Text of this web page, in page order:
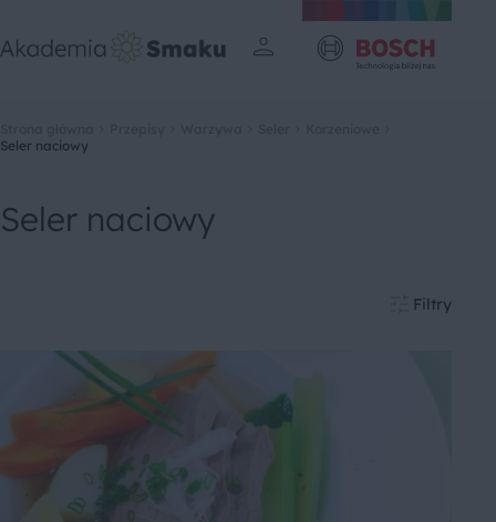
Seler naciowy
Seler naciowy
Filtry